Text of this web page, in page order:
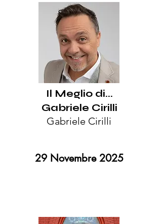
Il Meglio di...
Gabriele Cirilli
Gabriele Cirilli
29 Novembre 2025